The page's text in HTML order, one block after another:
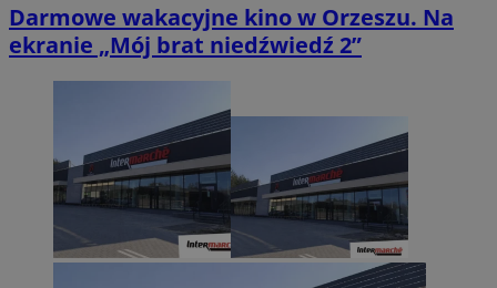
Darmowe wakacyjne kino w Orzeszu. Na
ekranie „Mój brat niedźwiedź 2”